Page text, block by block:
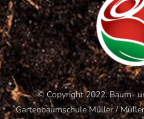
© Copyright 2022. Baum-
Gartenbaumschule Müller /